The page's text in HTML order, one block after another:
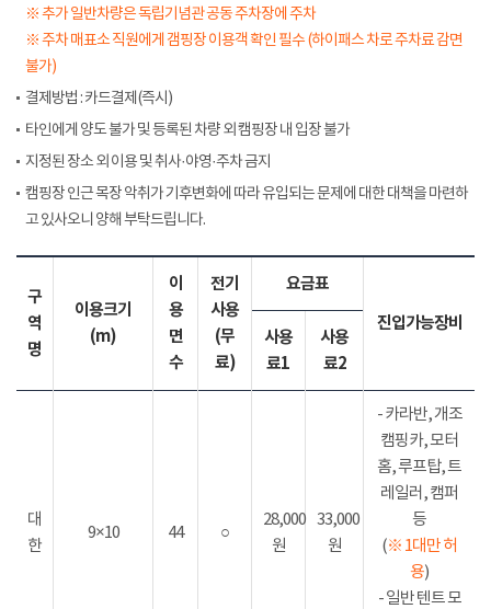
※ 추가 일반차량은 독립기념관 공동 주차장에 주차
※ 주차 매표소 직원에게 갬핑장 이용객 확인 필수 (하이패스 차로 주차료 감면
불가)
결제방법 : 카드결제(즉시)
타인에게 양도 불가 및 등록된 차량 외 캠핑장 내 입장 불가
지정된 장소 외 이용 및 취사·야영·주차 금지
캠핑장 인근 목장 악취가 기후변화에 따라 유입되는 문제에 대한 대책을 마련하
고 있사오니 양해 부탁드립니다.
구
역
명
이용크기
(m)
이
용
면
수
전기
사용
(무
료)
요금표
진입가능장비
사용
료1
사용
료2
대
한
9×10 44 ○
28,000
원
33,000
원
- 카라반, 개조
캠핑카, 모터
홈, 루프탑, 트
레일러, 캠퍼
등
(※ 1대만 허
용)
- 일반 텐트 모